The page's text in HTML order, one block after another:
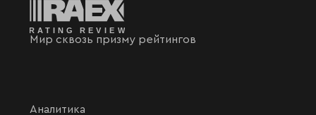
Мир сквозь призму рейтингов
Аналитика